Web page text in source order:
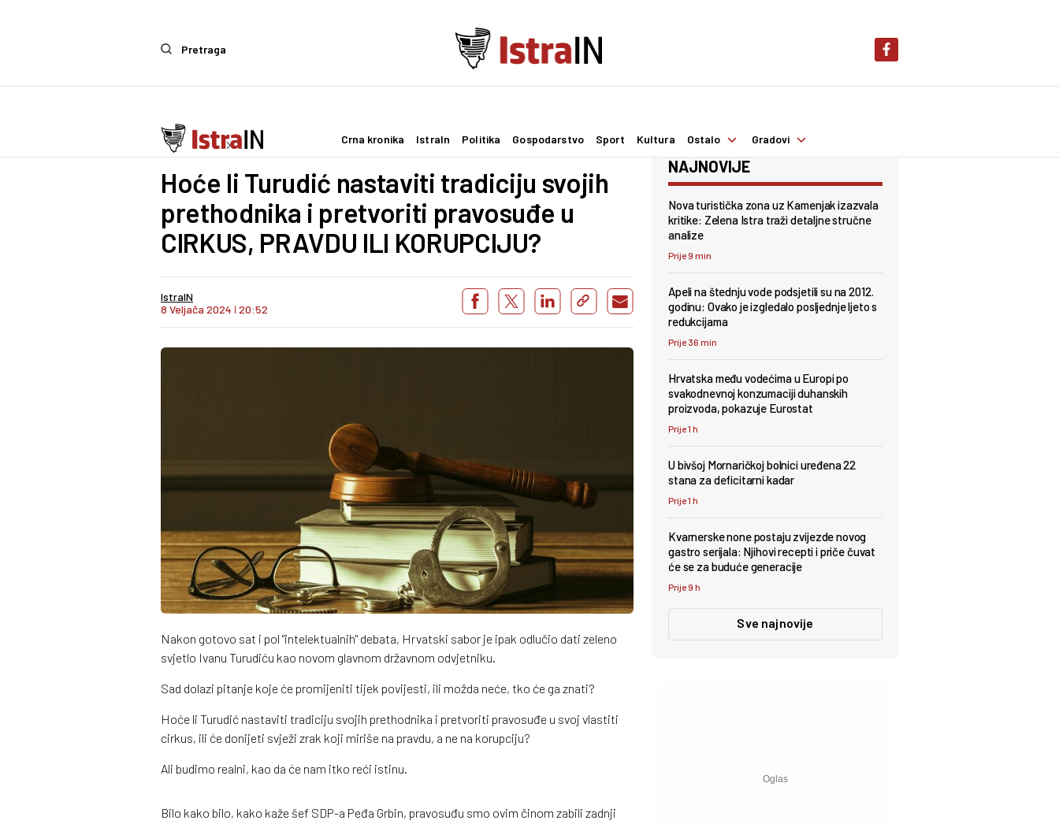
Pretraga
Crna kronika IstraIn Politika Gospodarstvo Sport Kultura Ostalo Gradovi
Ostalo Life & Style
Hoće li Turudić nastaviti tradiciju svojih
prethodnika i pretvoriti pravosuđe u
CIRKUS, PRAVDU ILI KORUPCIJU?
IstraIN
8 Veljača 2024 I 20:52
Nakon gotovo sat i pol "intelektualnih" debata, Hrvatski sabor je ipak odlučio dati zeleno
svjetlo Ivanu Turudiću kao novom glavnom državnom odvjetniku.
Sad dolazi pitanje koje će promijeniti tijek povijesti, ili možda neće, tko će ga znati?
Hoće li Turudić nastaviti tradiciju svojih prethodnika i pretvoriti pravosuđe u svoj vlastiti
cirkus, ili će donijeti svježi zrak koji miriše na pravdu, a ne na korupciju?
Ali budimo realni, kao da će nam itko reći istinu.
Bilo kako bilo, kako kaže šef SDP-a Peđa Grbin, pravosuđu smo ovim činom zabili zadnji
NAJNOVIJE
Nova turistička zona uz Kamenjak izazvala
kritike: Zelena Istra traži detaljne stručne
analize
Prije 9 min
Apeli na štednju vode podsjetili su na 2012.
godinu: Ovako je izgledalo posljednje ljeto s
redukcijama
Prije 36 min
Hrvatska među vodećima u Europi po
svakodnevnoj konzumaciji duhanskih
proizvoda, pokazuje Eurostat
Prije 1 h
U bivšoj Mornaričkoj bolnici uređena 22
stana za deficitarni kadar
Prije 1 h
Kvarnerske none postaju zvijezde novog
gastro serijala: Njihovi recepti i priče čuvat
će se za buduće generacije
Prije 9 h
Sve najnovije